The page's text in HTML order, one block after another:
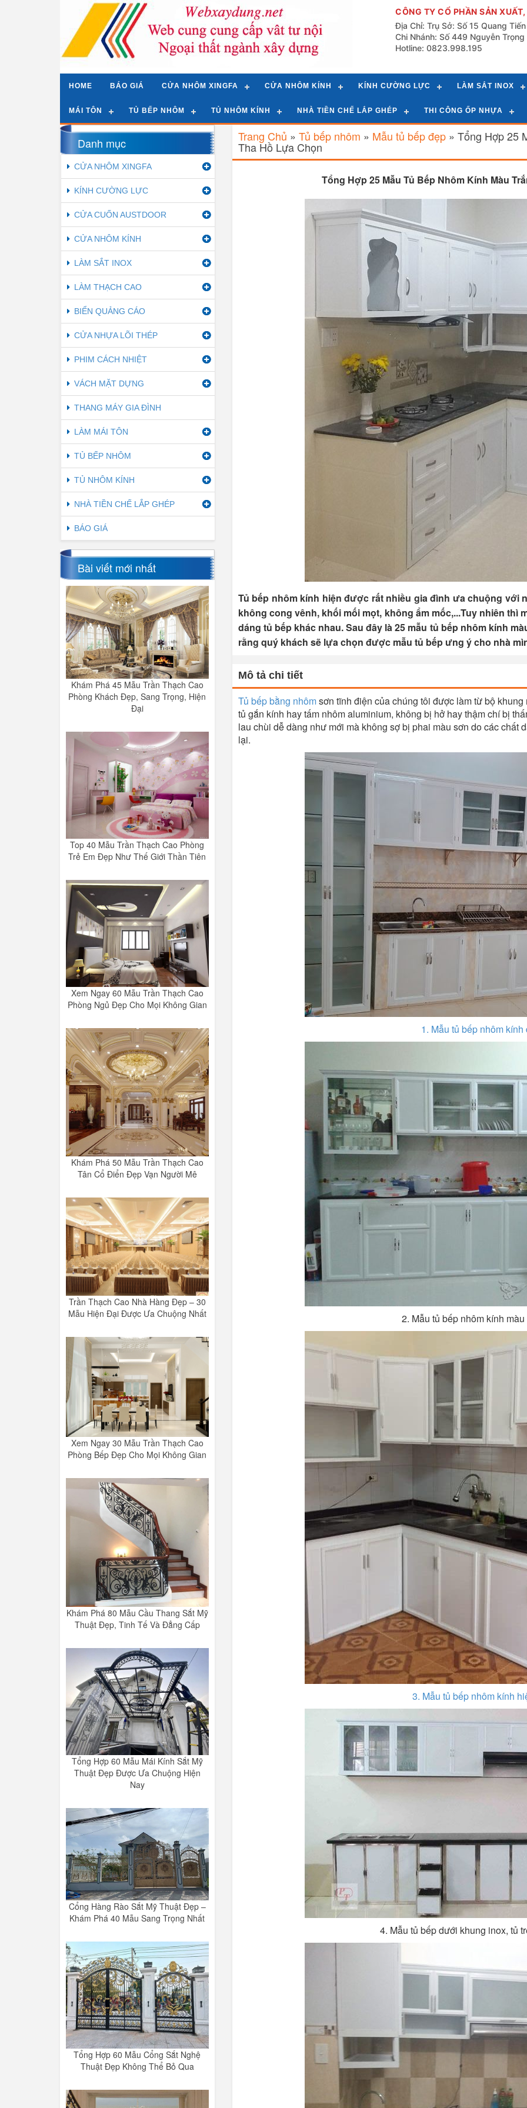
CÔNG TY CỔ PHẦN SẢN
Địa Chỉ: Trụ Sở: Số 15 Quang
Chi Nhánh: Số 449 Nguyễn
Hotline: 0823.998.195
HOME BÁO GIÁ CỬA NHÔM XINGFA CỬA NHÔM KÍNH KÍNH CƯỜNG LỰC LÀM SẮT INOX
MÁI TÔN TỦ BẾP NHÔM TỦ NHÔM KÍNH NHÀ TIỀN CHẾ LẮP GHÉP THI CÔNG ỐP NHỰA
Danh mục
CỬA NHÔM XINGFA
KÍNH CƯỜNG LỰC
CỬA CUỐN AUSTDOOR
CỬA NHÔM KÍNH
LÀM SẮT INOX
LÀM THẠCH CAO
BIỂN QUẢNG CÁO
CỬA NHỰA LÕI THÉP
PHIM CÁCH NHIỆT
VÁCH MẶT DỰNG
THANG MÁY GIA ĐÌNH
LÀM MÁI TÔN
TỦ BẾP NHÔM
TỦ NHÔM KÍNH
NHÀ TIỀN CHẾ LẮP GHÉP
BÁO GIÁ
Bài viết mới nhất
Khám Phá 45 Mẫu Trần Thạch Cao
Phòng Khách Đẹp, Sang Trọng, Hiện
Đại
Top 40 Mẫu Trần Thạch Cao Phòng
Trẻ Em Đẹp Như Thế Giới Thần Tiên
Xem Ngay 60 Mẫu Trần Thạch Cao
Phòng Ngủ Đẹp Cho Mọi Không Gian
Khám Phá 50 Mẫu Trần Thạch Cao
Tân Cổ Điển Đẹp Vạn Người Mê
Trần Thạch Cao Nhà Hàng Đẹp – 30
Mẫu Hiện Đại Được Ưa Chuộng Nhất
Xem Ngay 30 Mẫu Trần Thạch Cao
Phòng Bếp Đẹp Cho Mọi Không Gian
Khám Phá 80 Mẫu Cầu Thang Sắt Mỹ
Thuật Đẹp, Tinh Tế Và Đẳng Cấp
Tổng Hợp 60 Mẫu Mái Kính Sắt Mỹ
Thuật Đẹp Được Ưa Chuộng Hiện
Nay
Cổng Hàng Rào Sắt Mỹ Thuật Đẹp –
Khám Phá 40 Mẫu Sang Trọng Nhất
Tổng Hợp 60 Mẫu Cổng Sắt Nghệ
Thuật Đẹp Không Thể Bỏ Qua
Trang Chủ » Tủ bếp nhôm » Mẫu tủ bếp đẹp» Tổng Hợp 25
Tha Hồ Lựa Chọn
Tổng Hợp 25 Mẫu Tủ Bếp Nhôm Kính Màu
Tủ bếp nhôm kính hiện được rất nhiều gia đình ưa chuộng với
không cong vênh, khối mối mọt, không ẩm mốc,...Tuy nhiên
dáng tủ bếp khác nhau. Sau đây là 25 mẫu tủ bếp nhôm kính
rằng quý khách sẽ lựa chọn được mẫu tủ bếp ưng ý cho nhà
Mô tả chi tiết
Tủ bếp bằng nhômsơn tĩnh điện của chúng tôi được làm từ bộ
tủ gắn kính hay tấm nhôm aluminium, không bị hở hay thậm chí bị
lau chùi dễ dàng như mới mà không sợ bị phai màu sơn do các chất
lại.
1. Mẫu tủ bếp nhôm kính
2. Mẫu tủ bếp nhôm kính
3. Mẫu tủ bếp nhôm kính
4. Mẫu tủ bếp dưới khung inox, tủ